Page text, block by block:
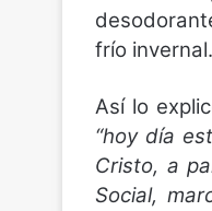
frío invernal.
Así lo
“hoy día
Cristo, a
Social,